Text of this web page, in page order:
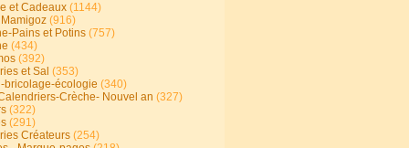
et Cadeaux (1144)
(916)
Pains et Potins (757)
(434)
(392)
et Sal (353)
bricolage-écologie (340)
Crèche- Nouvel an (327)
(322)
(291)
Créateurs (254)